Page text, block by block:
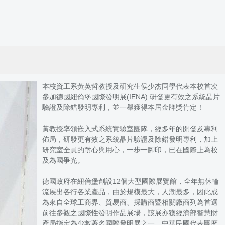
本校資工系黃英哲教授及研究生侯少杰同學代表本校首次
參加德國紐倫堡國際發明展(IENA) 研發更有效之系統晶片
驗證及除錯發明專利，並一舉獲得本屆金牌獎肯定！
黃教授率領嵌入式系統實驗室團隊，經多年的開發及專利
佈局，研發更有效之系統晶片驗證及除錯發明專利，加上
研究室全員的耐心與用心，一步一腳印，已在國際上為校
及為國爭光。
德國政府在紐倫堡創設12個大型國際展覽館，全年無休輪
流展出各行各業產品，由於規模最大，人潮最多，因此成
為來自全球工商界、貿易商、採購商暨相關廠商列為首選
前往參觀之國際性發明作品展場，該展亦獲經濟部智慧財